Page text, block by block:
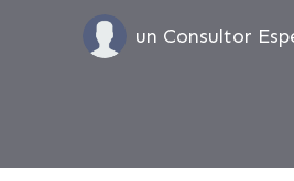
un Consultor